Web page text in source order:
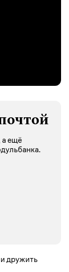
а ещё
дружить